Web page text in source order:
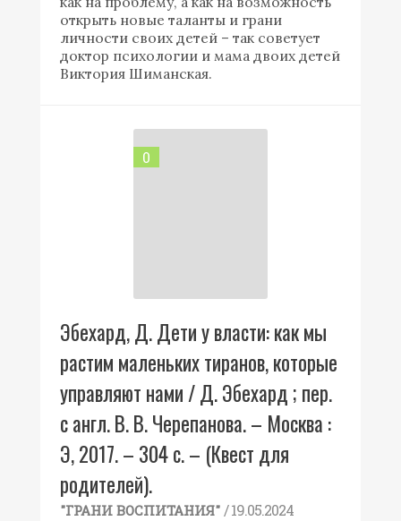
открыть новые таланты и грани
личности своих детей – так советует
доктор психологии и мама двоих детей
Виктория Шиманская.
0
Эбехард, Д. Дети у власти: как мы
растим маленьких тиранов, которые
управляют нами / Д. Эбехард ; пер.
с англ. В. В. Черепанова. – Москва :
Э, 2017. – 304 с. – (Квест для
родителей).
"ГРАНИ ВОСПИТАНИЯ" / 19.05.2024